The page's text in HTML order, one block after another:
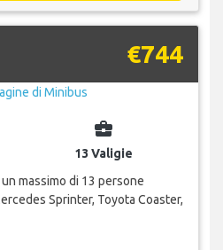
€744
business_center
13 Valigie
massimo di 13 persone
Sprinter, Toyota Coaster,